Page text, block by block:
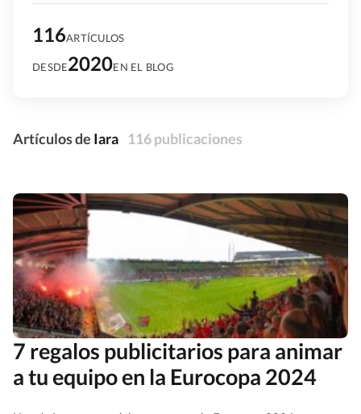
116ARTÍCULOS
DESDE2020EN EL BLOG
Artículos de Iara 116 publicaciones
7 regalos publicitarios para animar
a tu equipo en la Eurocopa 2024